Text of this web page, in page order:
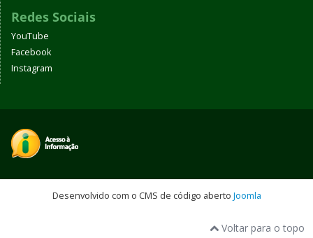
Redes Sociais
YouTube
Facebook
Instagram
Desenvolvido com o CMS de código aberto Joomla
Voltar para o topo